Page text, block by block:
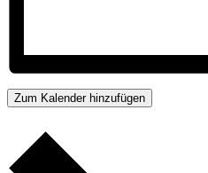
Zum Kalender hinzufügen